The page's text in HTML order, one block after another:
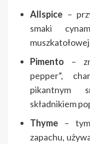
Allspice –
smaki
Pimento –
pepper”,
pikantnym
składnikiem
Thyme –
zapachu,